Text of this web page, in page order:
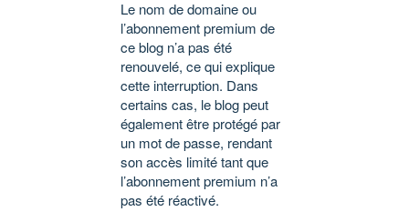
Le nom de domaine ou
l’abonnement premium de
ce blog n’a pas été
renouvelé, ce qui explique
cette interruption. Dans
certains cas, le blog peut
également être protégé par
un mot de passe, rendant
son accès limité tant que
l’abonnement premium n’a
pas été réactivé.